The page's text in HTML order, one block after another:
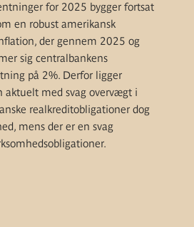
for 2025 bygger fortsat
en robust amerikansk
der gennem 2025 og
sig centralbankens
på 2%. Derfor ligger
aktuelt med svag overvægt i
realkreditobligationer dog
mens der er en svag